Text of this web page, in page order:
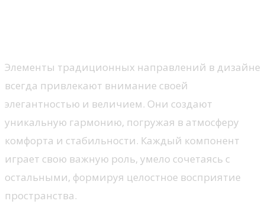
Элементы традиционных направлений в дизайне
всегда привлекают внимание своей
элегантностью и величием. Они создают
уникальную гармонию, погружая в атмосферу
комфорта и стабильности. Каждый компонент
играет свою важную роль, умело сочетаясь с
остальными, формируя целостное восприятие
пространства.